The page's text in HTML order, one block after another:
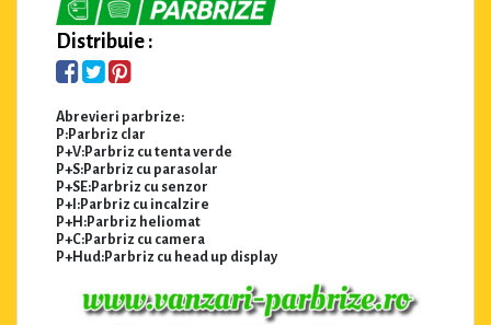
Distribuie :
Abrevieri parbrize:
P:Parbriz clar
P+V:Parbriz cu tenta verde
P+S:Parbriz cu parasolar
P+SE:Parbriz cu senzor
P+I:Parbriz cu incalzire
P+H:Parbriz heliomat
P+C:Parbriz cu camera
P+Hud:Parbriz cu head up display